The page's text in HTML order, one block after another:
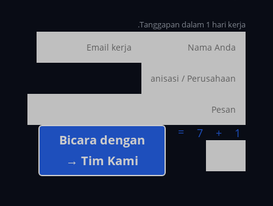
Tanggapan dalam 1 hari kerja.
1 + 7
=
Bicara dengan
Tim Kami →